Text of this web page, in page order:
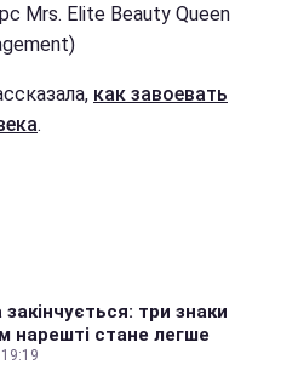
Mrs. Elite Beauty Queen
как завоевать
.
три знаки
нарешті стане легше